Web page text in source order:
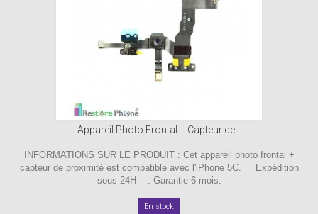
Appareil Photo Frontal + Capteur de...
INFORMATIONS SUR LE PRODUIT : Cet appareil photo frontal +
capteur de proximité est compatible avec l'iPhone 5C. Expédition
sous 24H . Garantie 6 mois.
En stock